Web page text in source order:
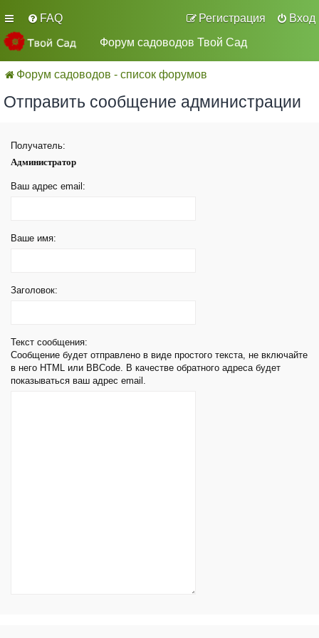
FAQ Вход
Регистрация
Форум садоводов Твой Сад
Форум садоводов - список форумов
Отправить сообщение администрации
Получатель:
Администратор
Ваш адрес email:
Ваше имя:
Заголовок:
Текст сообщения:
Сообщение будет отправлено в виде простого текста, не включайте
в него HTML или BBCode. В качестве обратного адреса будет
показываться ваш адрес email.